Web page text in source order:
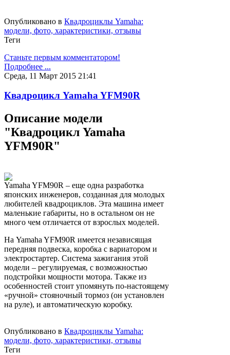
Опубликовано в Квадроциклы Yamaha:
модели, фото, характеристики, отзывы
Теги
Станьте первым комментатором!
Подробнее ...
Среда, 11 Март 2015 21:41
Квадроцикл Yamaha YFM90R
Описание модели
"Квадроцикл Yamaha
YFM90R"
Yamaha YFM90R – еще одна разработка
японских инженеров, созданная для молодых
любителей квадроциклов. Эта машина имеет
маленькие габариты, но в остальном он не
много чем отличается от взрослых моделей.
На Yamaha YFM90R имеется независящая
передняя подвеска, коробка с вариатором и
электростартер. Система зажигания этой
модели – регулируемая, с возможностью
подстройки мощности мотора. Также из
особенностей стоит упомянуть по-настоящему
«ручной» стояночный тормоз (он установлен
на руле), и автоматическую коробку.
Опубликовано в Квадроциклы Yamaha:
модели, фото, характеристики, отзывы
Теги